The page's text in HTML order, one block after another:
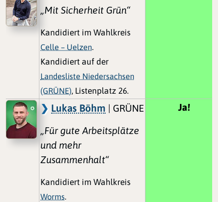
„Mit Sicherheit Grün“
Kandidiert im Wahlkreis
Celle – Uelzen.
Kandidiert auf der
Landesliste Niedersachsen
(GRÜNE), Listenplatz 26.
Lukas Böhm | GRÜNE
„Für gute Arbeitsplätze
und mehr
Zusammenhalt“
Kandidiert im Wahlkreis
Worms.
Ja!